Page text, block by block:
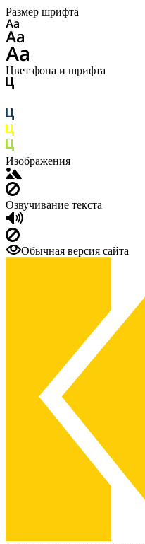
Размер шрифта
Цвет фона и шрифта
Изображения
Озвучивание текста
Обычная версия сайта